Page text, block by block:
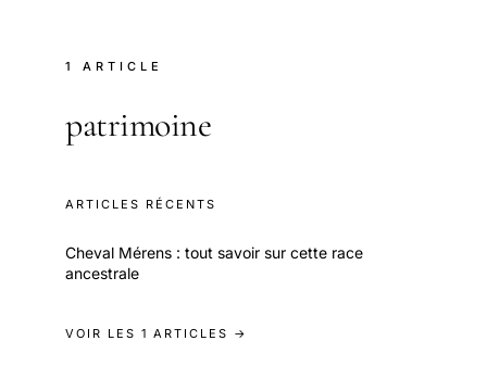
1 ARTICLE
patrimoine
ARTICLES RÉCENTS
Cheval Mérens : tout savoir sur cette race
ancestrale
VOIR LES 1 ARTICLES →